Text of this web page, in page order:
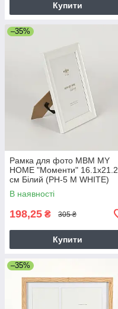
Купити
–35%
Рамка для фото МВМ MY
HOME "Моменти" 16.1х21.2
см Білий (PH-5 M WHITE)
В наявності
198,25 ₴ 305 ₴
Купити
–35%